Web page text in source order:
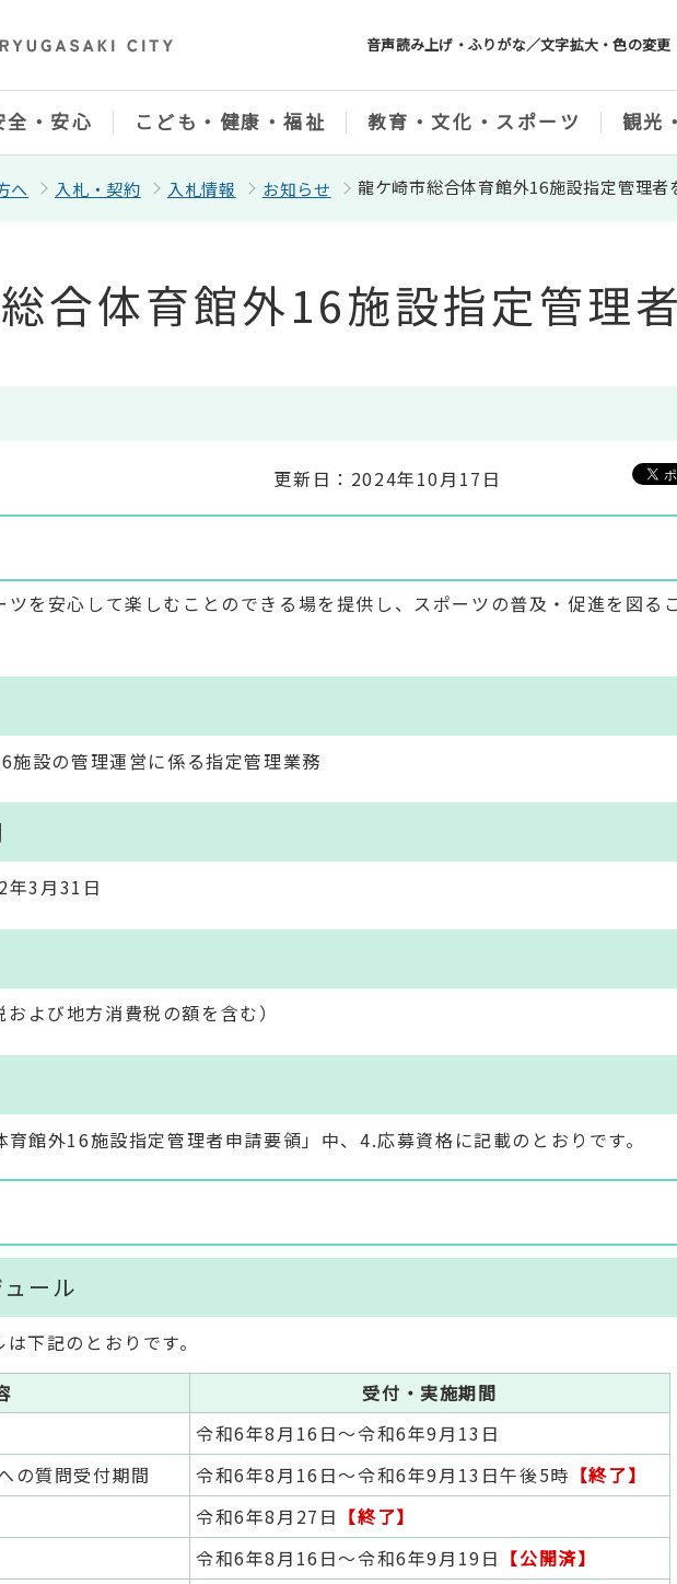
音声読み上げ・ふりがな／文字拡大・色の変更
全・安心 こども・健康・福祉 教育・文化・スポーツ 観光
へ 入札・契約 入札情報 お知らせ 龍ケ崎市総合体育館外16施設指定管理者
合体育館外16施設指定管理
更新日：2024年10月17日
を安心して楽しむことのできる場を提供し、スポーツの普及・促進を図る
施設の管理運営に係る指定管理業務
年3月31日
よび地方消費税の額を含む）
館外16施設指定管理者申請要領」中、4.応募資格に記載のとおりです。
ール
下記のとおりです。
受付・実施期間
令和6年8月16日～令和6年9月13日
の質問受付期間
令和6年8月16日～令和6年9月13日午後5時 【終了】
令和6年8月27日 【終了】
令和6年8月16日～令和6年9月19日 【公開済】